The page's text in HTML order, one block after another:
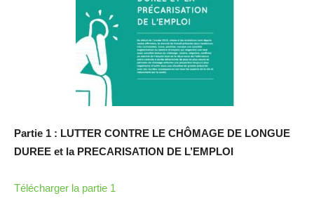
Partie 1 : LUTTER CONTRE LE CHÔMAGE DE LONGUE
DUREE et la PRECARISATION DE L’EMPLOI
Télécharger la partie 1